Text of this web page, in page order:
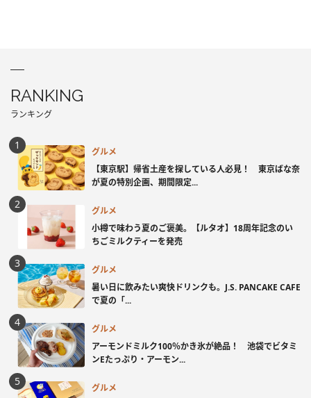
RANKING
ランキング
グルメ
【東京駅】帰省土産を探している人必見！ 東京ばな奈
が夏の特別企画、期間限定...
グルメ
小樽で味わう夏のご褒美。【ルタオ】18周年記念のい
ちごミルクティーを発売
グルメ
暑い日に飲みたい爽快ドリンクも。J.S. PANCAKE CAFE
で夏の「...
グルメ
アーモンドミルク100％かき氷が絶品！ 池袋でビタミ
ンEたっぷり・アーモン...
グルメ